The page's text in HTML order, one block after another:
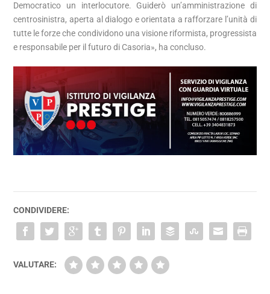
Democratico un interlocutore. Guiderò un’amministrazione di
centrosinistra, aperta al dialogo e orientata a rafforzare l’unità di
tutte le forze che condividono una visione riformista, progressista
e responsabile per il futuro di Casoria», ha concluso.
CONDIVIDERE:
VALUTARE: